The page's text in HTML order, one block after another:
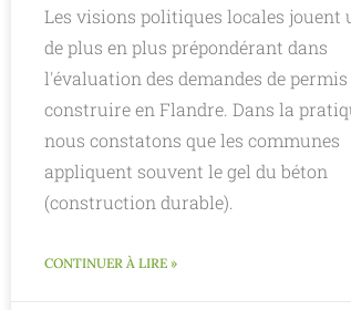
Les visions politiques locales jouent
de plus en plus prépondérant dans
l'évaluation des demandes de permis
construire en Flandre. Dans la
nous constatons que les communes
appliquent souvent le gel du béton
(construction durable).
CONTINUER À LIRE »